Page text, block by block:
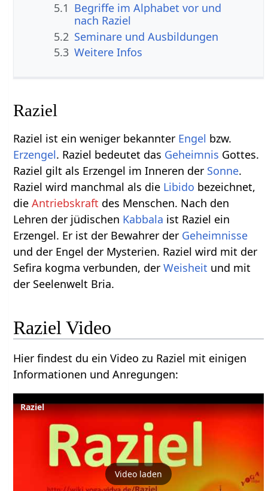
5.1 Begriffe im Alphabet vor und
nach Raziel
5.2 Seminare und Ausbildungen
5.3 Weitere Infos
Raziel
Raziel ist ein weniger bekannter Engel bzw.
Erzengel. Raziel bedeutet das Geheimnis Gottes.
Raziel gilt als Erzengel im Inneren der Sonne.
Raziel wird manchmal als die Libido bezeichnet,
dieAntriebskraft des Menschen. Nach den
Lehren der jüdischen Kabbala ist Raziel ein
Erzengel. Er ist der Bewahrer der Geheimnisse
und der Engel der Mysterien. Raziel wird mit der
Sefira kogma verbunden, derWeisheit und mit
der Seelenwelt Bria.
Raziel Video
Hier findest du ein Video zu Raziel mit einigen
Informationen und Anregungen:
Raziel
Video laden